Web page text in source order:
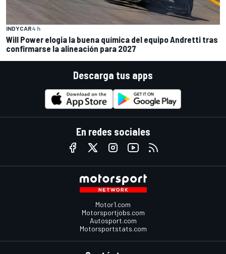
INDYCAR4 h
Will Power elogia la buena química del equipo Andretti tras
confirmarse la alineación para 2027
Descarga tus apps
En redes sociales
Motor1.com
Motorsportjobs.com
Autosport.com
Motorsportstats.com